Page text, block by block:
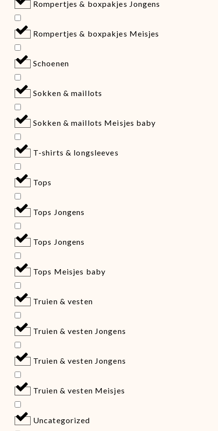
Rompertjes & boxpakjes Jongens
Rompertjes & boxpakjes Meisjes
Schoenen
Sokken & maillots
Sokken & maillots Meisjes baby
T-shirts & longsleeves
Tops
Tops Jongens
Tops Jongens
Tops Meisjes baby
Truien & vesten
Truien & vesten Jongens
Truien & vesten Jongens
Truien & vesten Meisjes
Uncategorized